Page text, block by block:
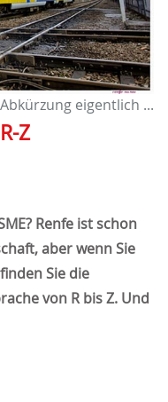
eigentlich ...
Z
Renfe ist schon
aber wenn Sie
Sie die
von R bis Z. Und